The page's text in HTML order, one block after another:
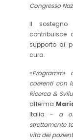
Congresso
Il
contribuisce
supporto ai
cura.
«Programmi
coerenti con
Ricerca &
afferma
Italia - a
strettamente
vita dei